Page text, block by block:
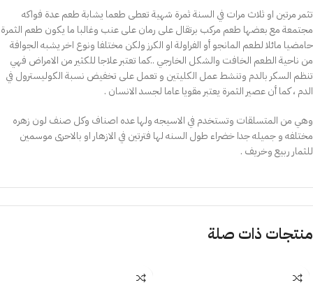
تثمر مرتين او ثلاث مرات في السنة ثمرة شهية تعطى طعما يشابة طعم عدة فواكه
مجتمعة مع بعضها طعم مركب برتقال على رمان على عنب وغالبا ما يكون طعم الثمرة
حامضيا مائلا لطعم المانجو أو الفراولة او الكرز ولكن مختلفا ونوع اخر يشبه الجوافة
من ناحية الطعم الخافت والشكل الخارجي ..كما تعتبر علاجا للكثير من الامراض فهي
تنظم السكر بالدم وتنشط عمل الكليتين و تعمل على تخفيض نسبة الكوليسترول في
الدم ، كما أن عصير الثمرة يعتبر مقويا عاما لجسد الانسان .
وهي من المتسلقات وتستخدم في الاسيجه ولها عده اصناف وكل صنف لون زهره
مختلفه و جميله جدا خضراء طول السنه لها فترتين في الازهار او بالاحرى موسمين
للثمار ربيع وخريف .
منتجات ذات صلة